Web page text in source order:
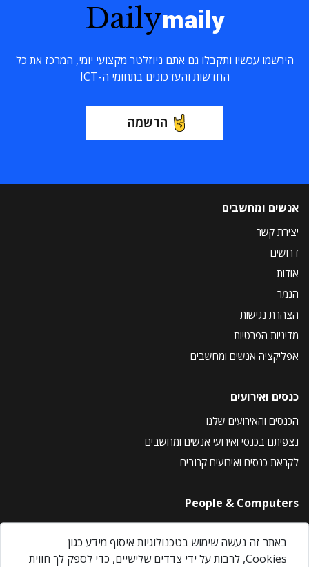
Dailymaily
הירשמו עכשיו ותקבלו גם אתם ניוזלטר מקצועי יומי, המרכז את כל
החדשות והעדכונים בתחומי ה-ICT
הרשמה
אנשים ומחשבים
יצירת קשר
דרושים
אודות
הנמר
הצהרת נגישות
מדיניות הפרטיות
אפליקציה אנשים ומחשבים
כנסים ואירועים
הכנסים והאירועים שלנו
נצפיתם בכנסי ואירועי אנשים ומחשבים
לקראת כנסים ואירועים קרובים
People & Computers
About Us
Privacy Policy
באתר זה נעשה שימוש בטכנולוגיות איסוף מידע כגון
Cookies, לרבות על ידי צדדים שלישיים, כדי לספק לך חווית